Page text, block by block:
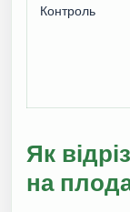
Контроль
Як
на